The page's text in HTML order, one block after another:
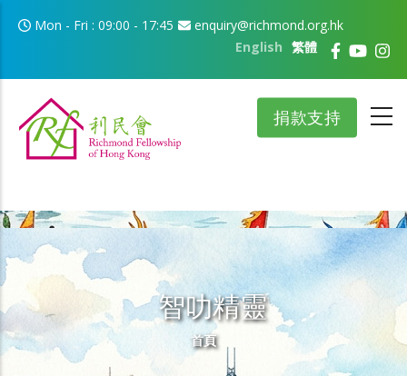
移至主內容
Mon - Fri : 09:00 - 17:45
enquiry@richmond.org.hk
繁體
English
捐款支持
智叻精靈
導航連結
首頁